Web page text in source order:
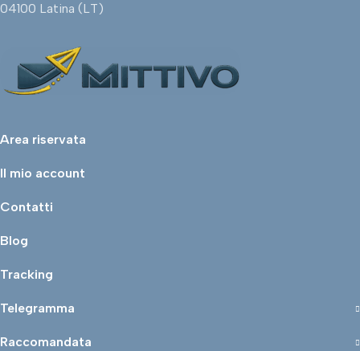
04100 Latina (LT)
Area riservata
Il mio account
Contatti
Blog
Tracking
Telegramma
Raccomandata